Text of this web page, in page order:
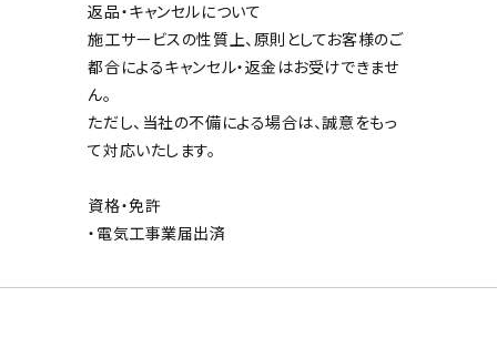
返品・キャンセルについて
施工サービスの性質上、原則としてお客様のご
都合によるキャンセル・返金はお受けできませ
ん。
ただし、当社の不備による場合は、誠意をもっ
て対応いたします。
資格・免許
・電気工事業届出済